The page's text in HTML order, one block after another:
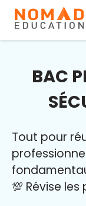
BAC
Tout pour
💯 Révise